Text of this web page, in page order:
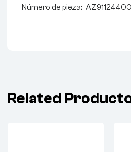
Número de pieza:
Related